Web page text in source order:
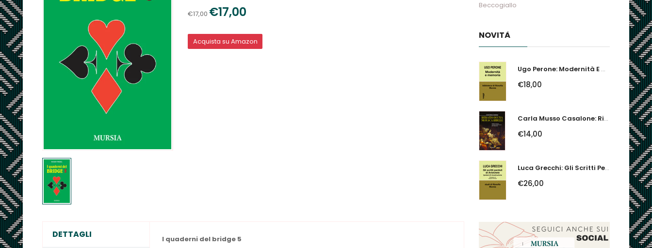
€17,00 €17,00
Acquista su Amazon
DETTAGLI I quaderni del bridge 5
Beccogiallo
NOVITÀ
Ugo Perone: Modernità E Memoria
€18,00
Carla Musso Casalone: Ritratto Di Una Monaca Ribelle. Brigida Franzone,...
€14,00
Luca Grecchi: Gli Scritti Perduti Di Aristotele. Ipotesi Di Ricostruzione
€26,00